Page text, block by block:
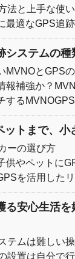
法と上手な使
最適なGPS追
システムの種
MVNOとGPS
報補強か？
する
トまで、小
ーの選び方
供やペットに
を活用した
る安心生活を
テムは難しい
設置は自分で